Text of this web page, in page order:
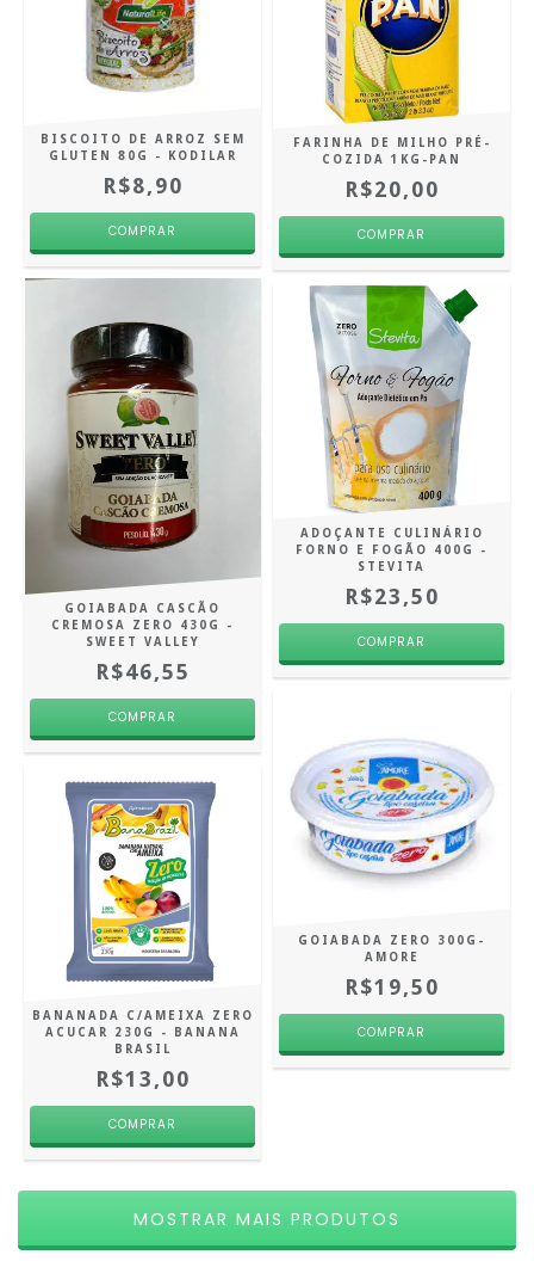
BISCOITO DE ARROZ SEM
GLUTEN 80G - KODILAR
R$8,90
FARINHA DE MILHO PRÉ-
COZIDA 1KG-PAN
R$20,00
GOIABADA CASCÃO
CREMOSA ZERO 430G -
SWEET VALLEY
R$46,55
ADOÇANTE CULINÁRIO
FORNO E FOGÃO 400G -
STEVITA
R$23,50
BANANADA C/AMEIXA ZERO
ACUCAR 230G - BANANA
BRASIL
R$13,00
GOIABADA ZERO 300G-
AMORE
R$19,50
MOSTRAR MAIS PRODUTOS